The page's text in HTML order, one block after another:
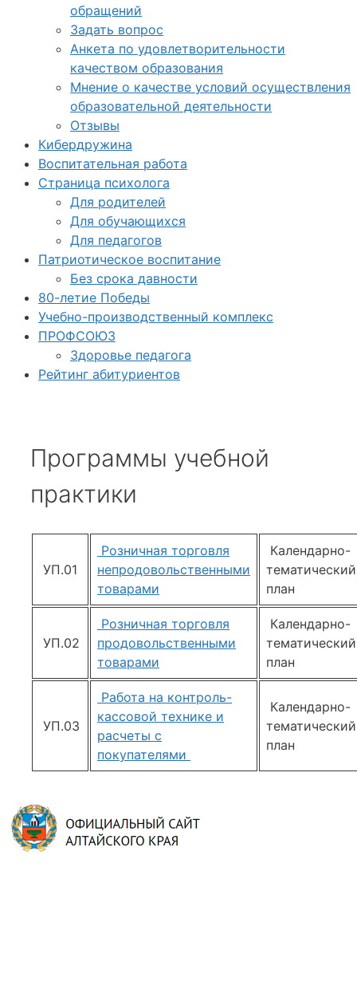
обращений
Задать вопрос
Анкета по удовлетворительности
качеством образования
Мнение о качестве условий осуществления
образовательной деятельности
Отзывы
Кибердружина
Воспитательная работа
Страница психолога
Для родителей
Для обучающихся
Для педагогов
Патриотическое воспитание
Без срока давности
80-летие Победы
Учебно-производственный комплекс
ПРОФСОЮЗ
Здоровье педагога
Рейтинг абитуриентов
Программы учебной
практики
УП.01
Розничная торговля
непродовольственными
товарами
Календарно-
тематический
план
УП.02
Розничная торговля
продовольственными
товарами
Календарно-
тематический
план
УП.03
Работа на контроль-
кассовой технике и
расчеты с
покупателями
Календарно-
тематический
план